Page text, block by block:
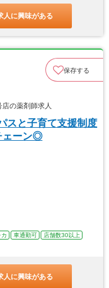
人に興味がある
保存する
の薬剤師求人
スと子育て支援制度
ェーン◎
車通勤可
店舗数30以上
人に興味がある